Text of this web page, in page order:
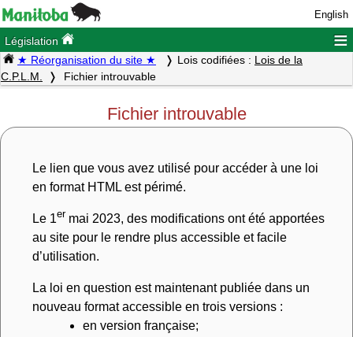
English
Législation ≡
★ Réorganisation du site ★ Lois codifiées : Lois de la
C.P.L.M.
Fichier introuvable
Fichier introuvable
Le lien que vous avez utilisé pour accéder à une loi
en format HTML est périmé.
Le 1er mai 2023, des modifications ont été apportées
au site pour le rendre plus accessible et facile
d’utilisation.
La loi en question est maintenant publiée dans un
nouveau format accessible en trois versions :
en version française;